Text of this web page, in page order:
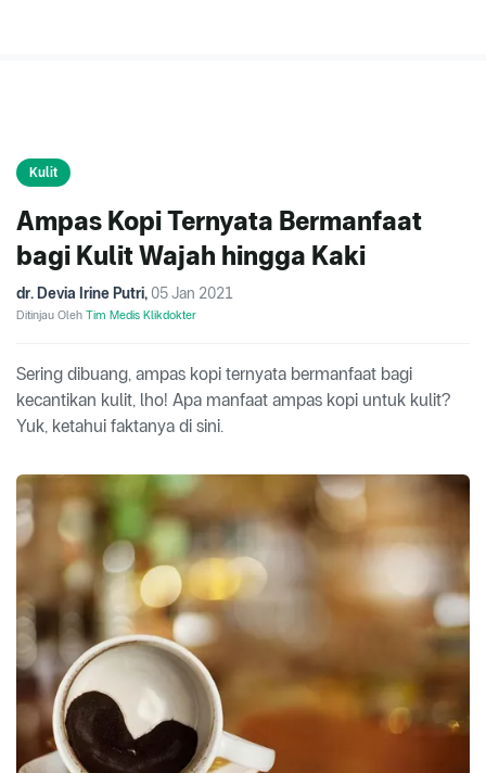
Kulit
Ampas Kopi Ternyata Bermanfaat
bagi Kulit Wajah hingga Kaki
dr. Devia Irine Putri, 05 Jan 2021
Ditinjau Oleh Tim Medis Klikdokter
Sering dibuang, ampas kopi ternyata bermanfaat bagi
kecantikan kulit, lho! Apa manfaat ampas kopi untuk kulit?
Yuk, ketahui faktanya di sini.